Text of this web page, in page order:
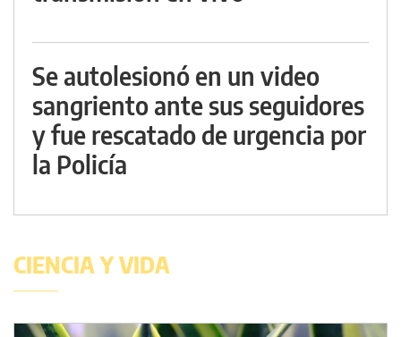
Se autolesionó en un video
sangriento ante sus seguidores
y fue rescatado de urgencia por
la Policía
CIENCIA Y VIDA